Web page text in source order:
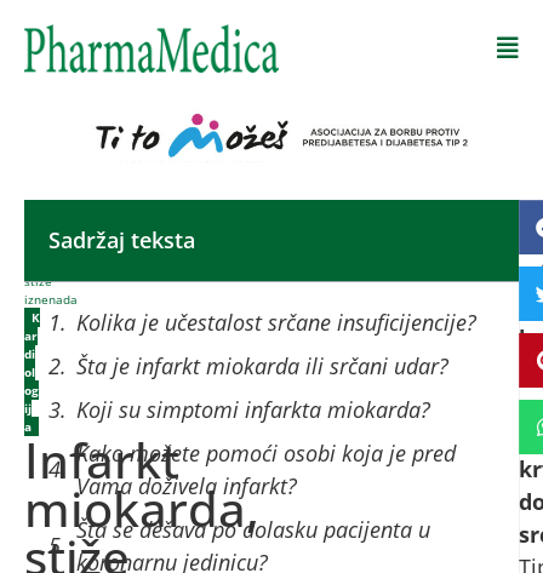
Infarkt
stiže
iznenada
K
ar
di
ol
og
ij
aInfarkt
miokarda,
stiže
Sadržaj teksta
Kolika je učestalost srčane insuficijencije?
Šta je infarkt miokarda ili srčani udar?
Koji su simptomi infarkta miokarda?
Kako možete pomoći osobi koja je pred
Vama doživela infarkt?
Šta se dešava po dolasku pacijenta u
koronarnu jedinicu?
se